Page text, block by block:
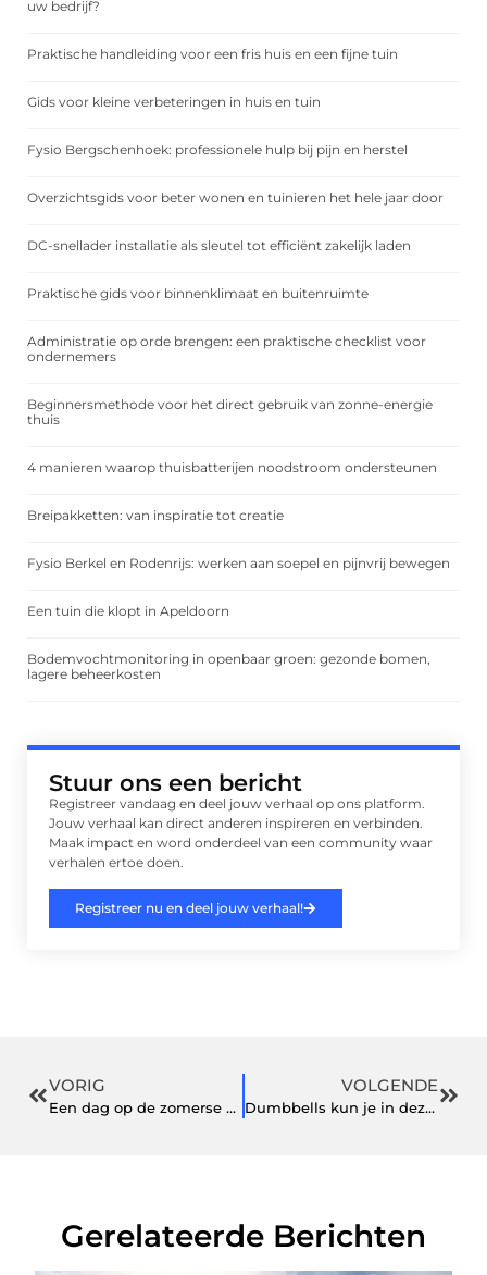
uw bedrijf?
Praktische handleiding voor een fris huis en een fijne tuin
Gids voor kleine verbeteringen in huis en tuin
Fysio Bergschenhoek: professionele hulp bij pijn en herstel
Overzichtsgids voor beter wonen en tuinieren het hele jaar door
DC-snellader installatie als sleutel tot efficiënt zakelijk laden
Praktische gids voor binnenklimaat en buitenruimte
Administratie op orde brengen: een praktische checklist voor
ondernemers
Beginnersmethode voor het direct gebruik van zonne-energie
thuis
4 manieren waarop thuisbatterijen noodstroom ondersteunen
Breipakketten: van inspiratie tot creatie
Fysio Berkel en Rodenrijs: werken aan soepel en pijnvrij bewegen
Een tuin die klopt in Apeldoorn
Bodemvochtmonitoring in openbaar groen: gezonde bomen,
lagere beheerkosten
Stuur ons een bericht
Registreer vandaag en deel jouw verhaal op ons platform.
Jouw verhaal kan direct anderen inspireren en verbinden.
Maak impact en word onderdeel van een community waar
verhalen ertoe doen.
Registreer nu en deel jouw verhaal!
VORIG
Een dag op de zomerse Noordzee.
VOLGENDE
Dumbbells kun je in deze webshop in diverse varianten kopen
Gerelateerde Berichten